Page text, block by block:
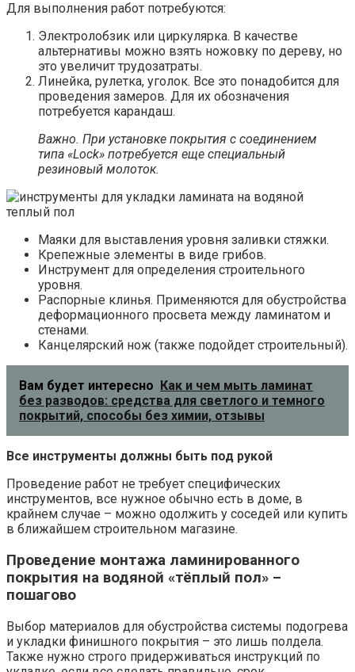
Для выполнения работ потребуются:
Электролобзик или циркулярка. В качестве
альтернативы можно взять ножовку по дереву, но
это увеличит трудозатраты.
Линейка, рулетка, уголок. Все это понадобится для
проведения замеров. Для их обозначения
потребуется карандаш.
Важно. При установке покрытия с соединением
типа «Lock» потребуется еще специальный
резиновый молоток.
Маяки для выставления уровня заливки стяжки.
Крепежные элементы в виде грибов.
Инструмент для определения строительного
уровня.
Распорные клинья. Применяются для обустройства
деформационного просвета между ламинатом и
стенами.
Канцелярский нож (также подойдет строительный).
Вам будет интересно
Как и чем мыть ламинат
без разводов: средства для светлого и темного
покрытий, способы без химии, отзывы
Все инструменты должны быть под рукой
Проведение работ не требует специфических
инструментов, все нужное обычно есть в доме, в
крайнем случае – можно одолжить у соседей или купить
в ближайшем строительном магазине.
Проведение монтажа ламинированного
покрытия на водяной «тёплый пол» –
пошагово
Выбор материалов для обустройства системы подогрева
и укладки финишного покрытия – это лишь полдела.
Также нужно строго придерживаться инструкций по